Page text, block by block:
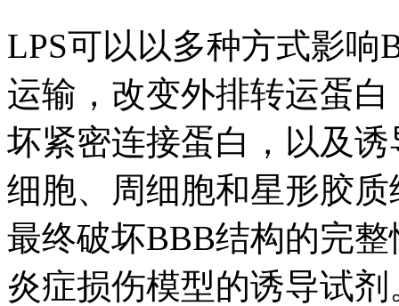
LPS可以以多种方式影
运输，改变外排转运蛋
坏紧密连接蛋白，以及
细胞、周细胞和星形胶
最终破坏BBB结构的完
炎症损伤模型的诱导试